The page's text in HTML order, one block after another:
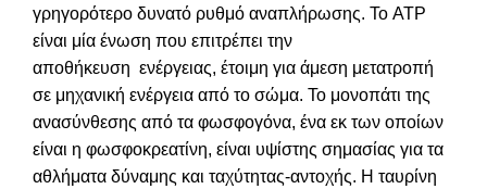
γρηγορότερο δυνατό ρυθμό αναπλήρωσης. Το ATP
είναι μία ένωση που επιτρέπει την
αποθήκευση ενέργειας, έτοιμη για άμεση μετατροπή
σε μηχανική ενέργεια από το σώμα. Το μονοπάτι της
ανασύνθεσης από τα φωσφογόνα, ένα εκ των οποίων
είναι η φωσφοκρεατίνη, είναι υψίστης σημασίας για τα
αθλήματα δύναμης και ταχύτητας-αντοχής. Η ταυρίνη